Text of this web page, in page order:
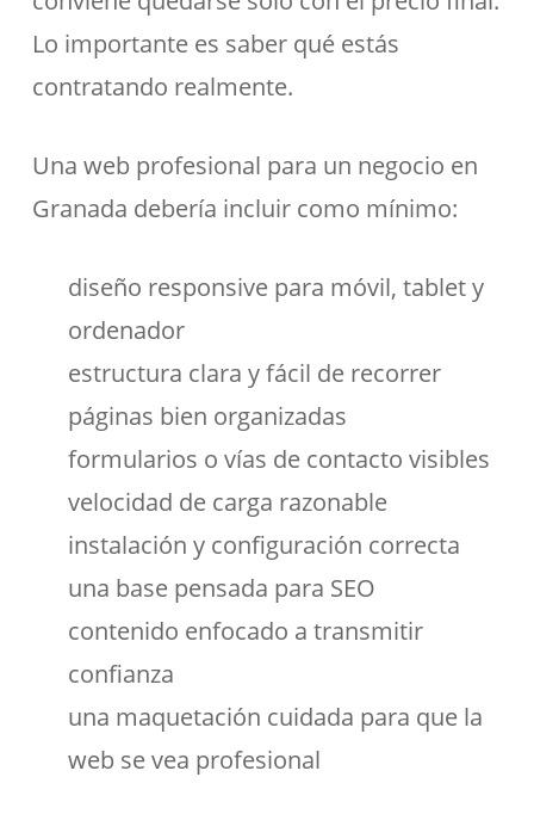
Lo importante es saber qué estás
contratando realmente.
Una web profesional para un negocio en
Granada debería incluir como mínimo:
diseño responsive para móvil, tablet y
ordenador
estructura clara y fácil de recorrer
páginas bien organizadas
formularios o vías de contacto visibles
velocidad de carga razonable
instalación y configuración correcta
una base pensada para SEO
contenido enfocado a transmitir
confianza
una maquetación cuidada para que la
web se vea profesional